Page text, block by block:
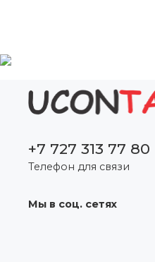
+7 727 313 77 80
Телефон для связи
Мы в соц. сетях